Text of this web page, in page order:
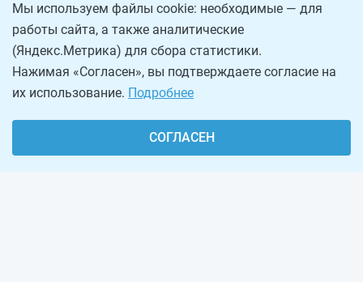
Мы используем файлы cookie: необходимые — для
работы сайта, а также аналитические
(Яндекс.Метрика) для сбора статистики.
Нажимая «Согласен», вы подтверждаете согласие на
их использование. Подробнее
СОГЛАСЕН